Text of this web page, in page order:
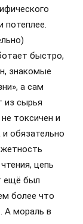
потеплее.
быстро,
знакомые
а сам
из сырья
токсичен и
обязательно
цепь
ещё был
более что
А мораль в